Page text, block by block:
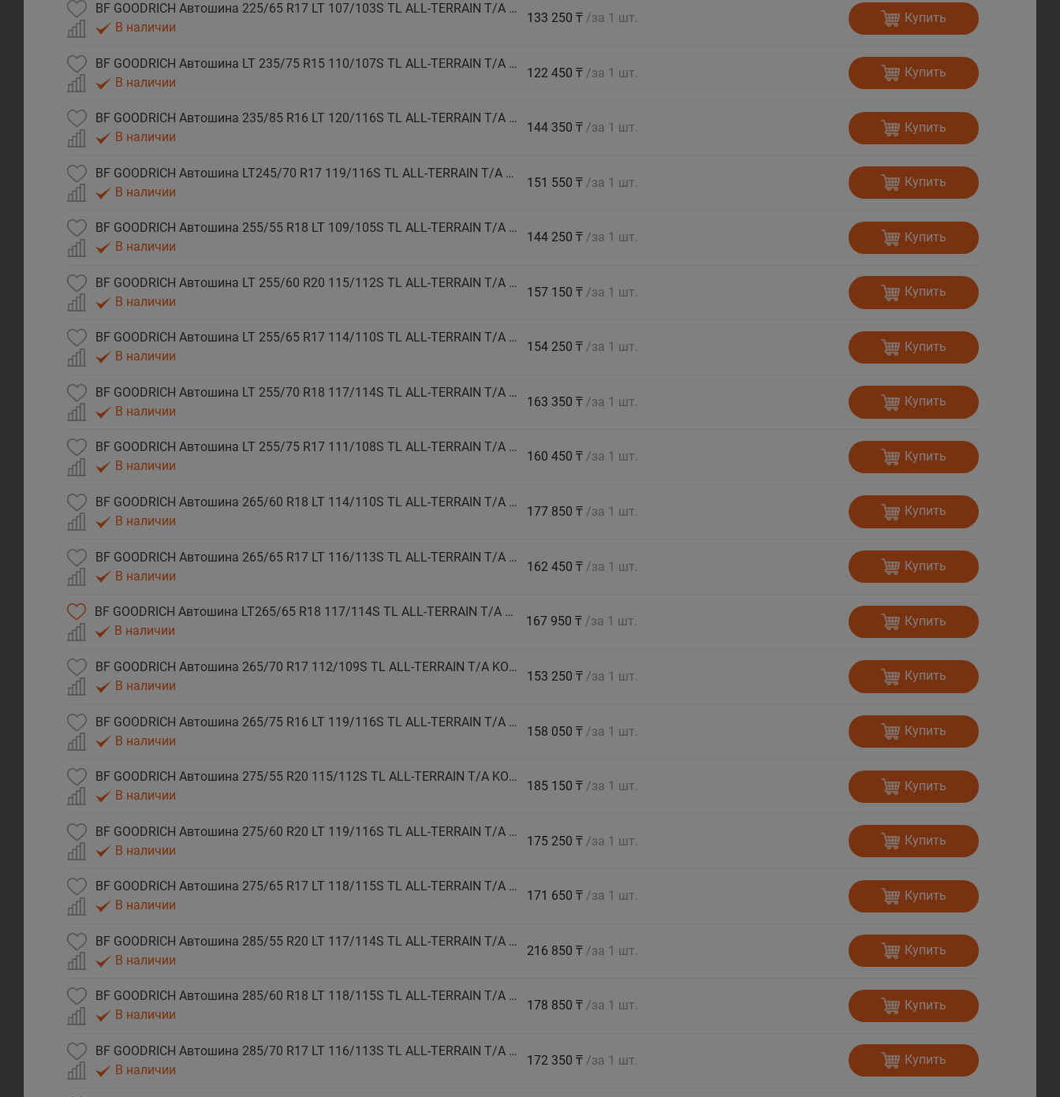
BF GOODRICH Автошина 225/65 R17 LT 107/103S TL ALL-TERRAIN T/A KO3 LRD RBL GO M+S
В наличии
133 250 ₸ /за 1 шт. Купить
BF GOODRICH Автошина LT 235/75 R15 110/107S TL ALL-TERRAIN T/A KO3 LRD RWL GO M+S
В наличии
122 450 ₸ /за 1 шт. Купить
BF GOODRICH Автошина 235/85 R16 LT 120/116S TL ALL-TERRAIN T/A KO3 LRE RWL GO M+S
В наличии
144 350 ₸ /за 1 шт. Купить
BF GOODRICH Автошина LT245/70 R17 119/116S TL ALL-TERRAIN T/A KO3 LRD RWL GO M+S
В наличии
151 550 ₸ /за 1 шт. Купить
BF GOODRICH Автошина 255/55 R18 LT 109/105S TL ALL-TERRAIN T/A KO3 LRD RBL GO M+S
В наличии
144 250 ₸ /за 1 шт. Купить
BF GOODRICH Автошина LT 255/60 R20 115/112S TL ALL-TERRAIN T/A KO3 LRD RBL GO M+S
В наличии
157 150 ₸ /за 1 шт. Купить
BF GOODRICH Автошина LT 255/65 R17 114/110S TL ALL-TERRAIN T/A KO3 LRD RWL GO M+S
В наличии
154 250 ₸ /за 1 шт. Купить
BF GOODRICH Автошина LT 255/70 R18 117/114S TL ALL-TERRAIN T/A KO3 LRD RWL GO M+S
В наличии
163 350 ₸ /за 1 шт. Купить
BF GOODRICH Автошина LT 255/75 R17 111/108S TL ALL-TERRAIN T/A KO3 LRC RWL GO M+S
В наличии
160 450 ₸ /за 1 шт. Купить
BF GOODRICH Автошина 265/60 R18 LT 114/110S TL ALL-TERRAIN T/A KO3 LRD RBL GO M+S
В наличии
177 850 ₸ /за 1 шт. Купить
BF GOODRICH Автошина 265/65 R17 LT 116/113S TL ALL-TERRAIN T/A KO3 LRD RWL GO M+S
В наличии
162 450 ₸ /за 1 шт. Купить
BF GOODRICH Автошина LT265/65 R18 117/114S TL ALL-TERRAIN T/A KO3 LRD RWL GO M+S
В наличии
167 950 ₸ /за 1 шт. Купить
BF GOODRICH Автошина 265/70 R17 112/109S TL ALL-TERRAIN T/A KO3 LRC RWL GO M+S
В наличии
153 250 ₸ /за 1 шт. Купить
BF GOODRICH Автошина 265/75 R16 LT 119/116S TL ALL-TERRAIN T/A KO3 LRD RWL GO M+S
В наличии
158 050 ₸ /за 1 шт. Купить
BF GOODRICH Автошина 275/55 R20 115/112S TL ALL-TERRAIN T/A KO3 LRD RBL GO M+S
В наличии
185 150 ₸ /за 1 шт. Купить
BF GOODRICH Автошина 275/60 R20 LT 119/116S TL ALL-TERRAIN T/A KO3 LRD RBL GO M+S
В наличии
175 250 ₸ /за 1 шт. Купить
BF GOODRICH Автошина 275/65 R17 LT 118/115S TL ALL-TERRAIN T/A KO3 LRD RWL GO M+S
В наличии
171 650 ₸ /за 1 шт. Купить
BF GOODRICH Автошина 285/55 R20 LT 117/114S TL ALL-TERRAIN T/A KO3 LRD RBL GO M+S
В наличии
216 850 ₸ /за 1 шт. Купить
BF GOODRICH Автошина 285/60 R18 LT 118/115S TL ALL-TERRAIN T/A KO3 LRD RWL GO M+S
В наличии
178 850 ₸ /за 1 шт. Купить
BF GOODRICH Автошина 285/70 R17 LT 116/113S TL ALL-TERRAIN T/A KO3 LRC RWL GO M+S
В наличии
172 350 ₸ /за 1 шт. Купить